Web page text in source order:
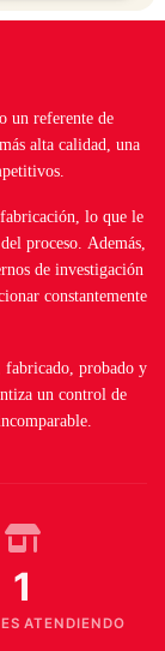
un referente de
alta calidad, una
lo que le
proceso. Además,
de investigación
constantemente
fabricado, probado y
un control de
1
ATENDIENDO